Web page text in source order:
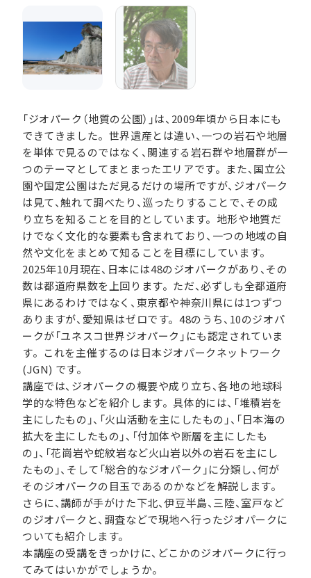
「ジオパーク（地質の公園）」は、2009年頃から日本にも
できてきました。世界遺産とは違い、一つの岩石や地層
を単体で見るのではなく、関連する岩石群や地層群が一
つのテーマとしてまとまったエリアです。また、国立公
園や国定公園はただ見るだけの場所ですが、ジオパーク
は見て、触れて調べたり、巡ったりすることで、その成
り立ちを知ることを目的としています。地形や地質だ
けでなく文化的な要素も含まれており、一つの地域の自
然や文化をまとめて知ることを目標にしています。
2025年10月現在、日本には48のジオパークがあり、その
数は都道府県数を上回ります。ただ、必ずしも全都道府
県にあるわけではなく、東京都や神奈川県には1つずつ
ありますが、愛知県はゼロです。48のうち、10のジオパ
ークが「ユネスコ世界ジオパーク」にも認定されていま
す。これを主催するのは日本ジオパークネットワーク
(JGN) です。
講座では、ジオパークの概要や成り立ち、各地の地球科
学的な特色などを紹介します。具体的には、「堆積岩を
主にしたもの」、「火山活動を主にしたもの」、「日本海の
拡大を主にしたもの」、「付加体や断層を主にしたも
の」、「花崗岩や蛇紋岩など火山岩以外の岩石を主にし
たもの」、そして「総合的なジオパーク」に分類し、何が
そのジオパークの目玉であるのかなどを解説します。
さらに、講師が手がけた下北、伊豆半島、三陸、室戸など
のジオパークと、調査などで現地へ行ったジオパークに
ついても紹介します。
本講座の受講をきっかけに、どこかのジオパークに行っ
てみてはいかがでしょうか。